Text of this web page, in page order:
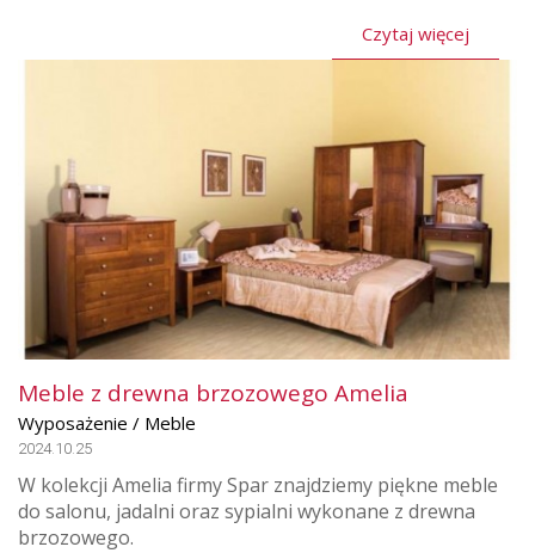
Czytaj więcej
Meble z drewna brzozowego Amelia
Wyposażenie / Meble
2024.10.25
W kolekcji Amelia firmy Spar znajdziemy piękne meble
do salonu, jadalni oraz sypialni wykonane z drewna
brzozowego.